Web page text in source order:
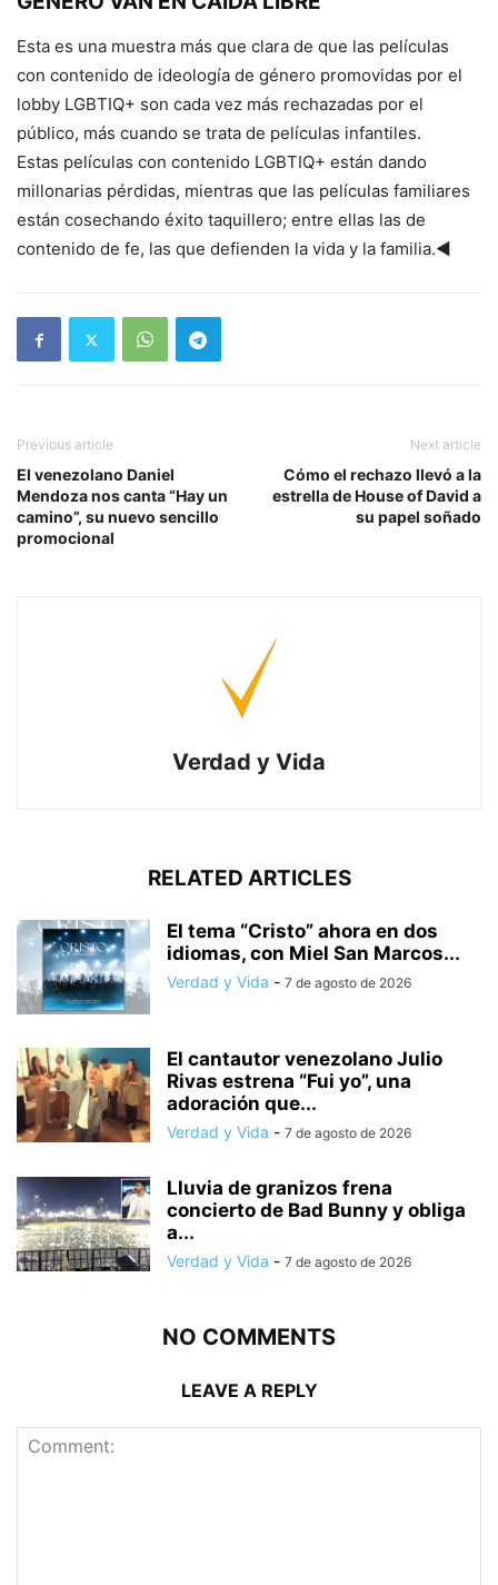
Esta es una muestra más que clara de que las películas
con contenido de ideología de género promovidas por el
lobby LGBTIQ+ son cada vez más rechazadas por el
público, más cuando se trata de películas infantiles.
Estas películas con contenido LGBTIQ+ están dando
millonarias pérdidas, mientras que las películas familiares
están cosechando éxito taquillero; entre ellas las de
contenido de fe, las que defienden la vida y la familia.◄
Previous article
El venezolano Daniel
Mendoza nos canta “Hay un
camino”, su nuevo sencillo
promocional
Next article
Cómo el rechazo llevó a la
estrella de House of David a
su papel soñado
Verdad y Vida
RELATED ARTICLES
El tema “Cristo” ahora en dos
idiomas, con Miel San Marcos...
Verdad y Vida - 7 de agosto de 2026
El cantautor venezolano Julio
Rivas estrena “Fui yo”, una
adoración que...
Verdad y Vida - 7 de agosto de 2026
Lluvia de granizos frena
concierto de Bad Bunny y obliga
a...
Verdad y Vida - 7 de agosto de 2026
NO COMMENTS
LEAVE A REPLY